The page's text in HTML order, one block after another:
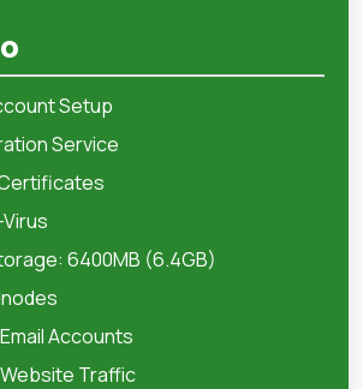
Setup
Service
6400MB (6.4GB)
Accounts
Traffic